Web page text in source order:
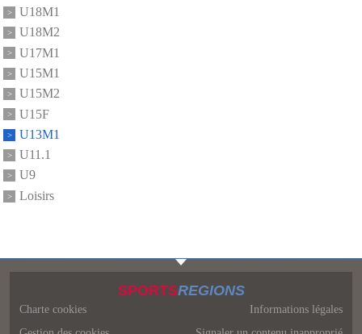
U18M1
U18M2
U17M1
U15M1
U15M2
U15F
U13M1
U11.1
U9
Loisirs
SPORTSREGIONS
Charte cookies
Informations légales